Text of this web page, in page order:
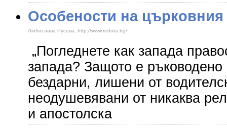
Особености на
Любослава Русева, http://www.reduta.bg/
„Погледнете как запада
запада? Защото е ръководено
бездарни, лишени от
неодушевявани от никаква
и апостолска